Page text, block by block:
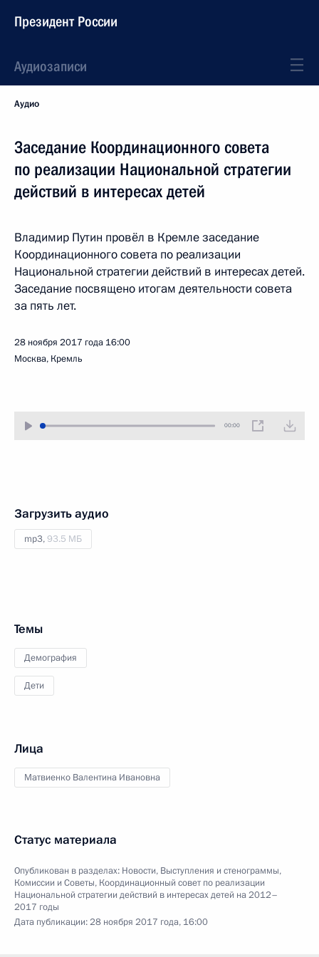
Президент России
Аудиозаписи
Аудио
Заседание Координационного совета
по реализации Национальной стратегии
действий в интересах детей
Владимир Путин провёл в Кремле заседание
Координационного совета по реализации
Национальной стратегии действий в интересах детей.
Заседание посвящено итогам деятельности совета
за пять лет.
28 ноября 2017 года 16:00
Москва, Кремль
00:00
Загрузить аудио
mp3,93.5 МБ
Темы
Демография
Дети
Лица
Матвиенко Валентина Ивановна
Статус материала
Опубликован в разделах: Новости, Выступления и стенограммы,
Комиссии и Советы, Координационный совет по реализации
Национальной стратегии действий в интересах детей на 2012–
2017 годы
Дата публикации:28 ноября 2017 года, 16:00